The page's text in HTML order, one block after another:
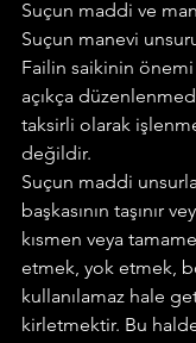
Suçun maddi ve
Suçun manevi
Failin saikinin
açıkça
taksirli olarak
değildir.
Suçun maddi
başkasının taşınır
kısmen veya
etmek, yok etmek,
kullanılamaz hale
kirletmektir. Bu